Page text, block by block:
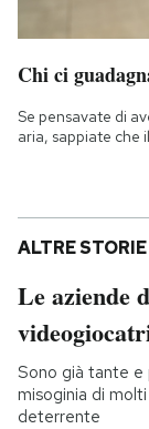
Chi ci
Se pensavate di
aria, sappiate che
ALTRE STORIE
Le aziende
Sono già tante e
misoginia di
deterrente